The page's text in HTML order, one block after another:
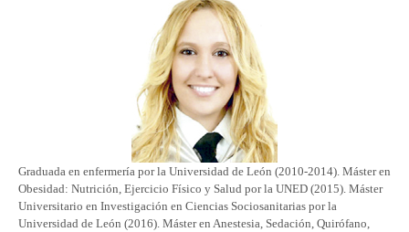
Graduada en enfermería por la Universidad de León (2010-2014). Máster en
Obesidad: Nutrición, Ejercicio Físico y Salud por la UNED (2015). Máster
Universitario en Investigación en Ciencias Sociosanitarias por la
Universidad de León (2016). Máster en Anestesia, Sedación, Quirófano,